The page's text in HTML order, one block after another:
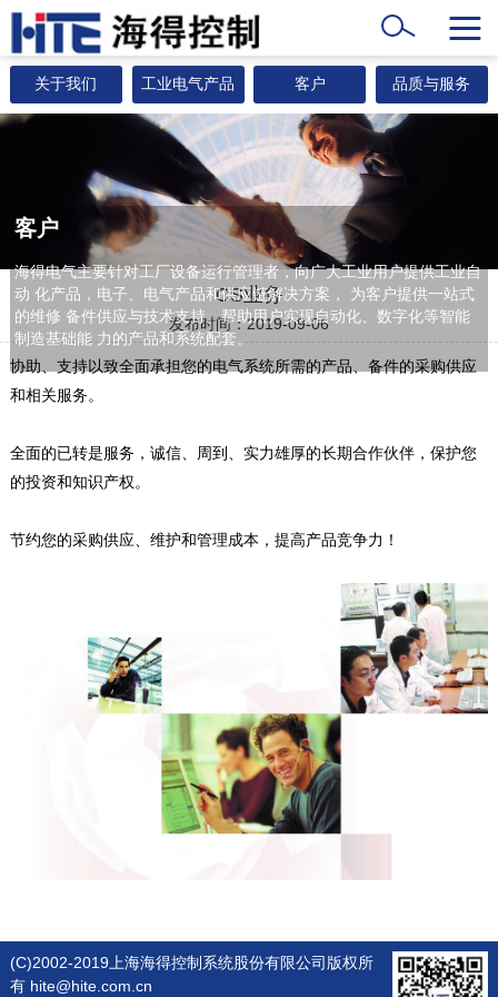
关于我们 工业电气产品 客户 品质与服务
客户
海得电气主要针对工厂设备运行管理者，向广大工业用户提供工业自
动 化产品，电子、电气产品和供应链解决方案， 为客户提供一站式
的维修 备件供应与技术支持。帮助用户实现自动化、数字化等智能
制造基础能 力的产品和系统配套。
CS业务
发布时间：2019-09-06
协助、支持以致全面承担您的电气系统所需的产品、备件的采购供应
和相关服务。
全面的已转是服务，诚信、周到、实力雄厚的长期合作伙伴，保护您
的投资和知识产权。
节约您的采购供应、维护和管理成本，提高产品竞争力！
(C)2002-2019上海海得控制系统股份有限公司版权所
有 hite@hite.com.cn